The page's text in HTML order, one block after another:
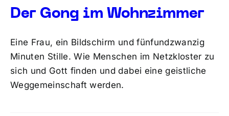
Der Gong im Wohnzimmer
Eine Frau, ein Bildschirm und fünfundzwanzig
Minuten Stille. Wie Menschen im Netzkloster zu
sich und Gott finden und dabei eine geistliche
Weggemeinschaft werden.